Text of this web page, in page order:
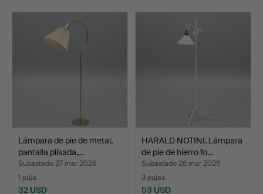
Lámpara de pie de metal,
pantalla plisada,…
Subastado 27 mar 2026
1 puja
32 USD
HARALD NOTINI. Lámpara
de pie de hierro fo…
Subastado 26 mar 2026
3 pujas
53 USD